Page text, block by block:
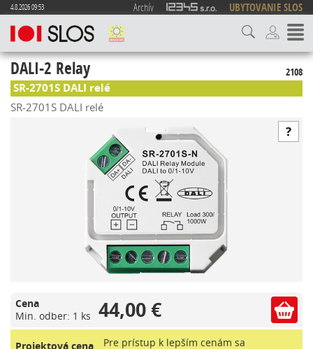
4.8.2026 09:53 Archív UBYTOVANIE SLOS
DALI-2 Relay 2108
SR-2701S DALI relé
SR-2701S DALI relé
Cena
Min. odber: 1 ks
44,00 €
Projektová cena
Pre prístup k lepším cenám sa